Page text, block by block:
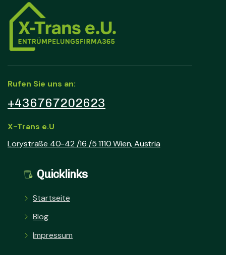
Rufen Sie uns an:
+436767202623
X-Trans e.U
Lorystraße 40-42 /16 /5 1110 Wien, Austria
Quicklinks
Startseite
Blog
Impressum